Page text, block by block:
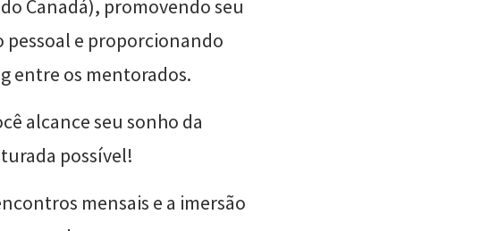
Canadá), promovendo seu
e proporcionando
entre os mentorados.
alcance seu sonho da
possível!
mensais e a imersão